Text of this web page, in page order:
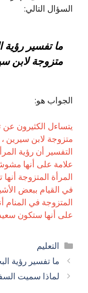
السؤال التالي:
ما تفسير رؤية
متزوجة لابن
الجواب هو:
يتساءل الكثيرون عن
متزوجة لابن سيرين
التفسير أن رؤية
علامة على أنها
المرأة المتزوجة
في القيام ببعض
المتزوجة في المنام
على أنها ستكون
التصنيفات
التعليم
ما تفسير رؤية
لماذا سميت